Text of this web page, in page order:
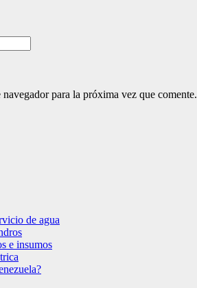
para la próxima vez que comente.
de agua
e insumos